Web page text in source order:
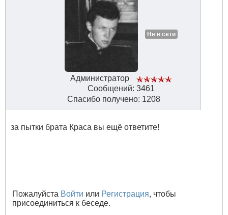
Не в сети
Администратор
Сообщений: 3461
Спасибо получено: 1208
за пытки брата Краса вы ещё ответите!
Пожалуйста Войти или Регистрация, чтобы
присоединиться к беседе.